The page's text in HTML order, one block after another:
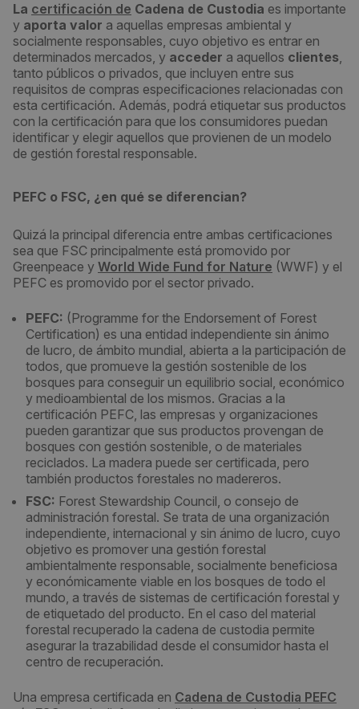
La certificación de Cadena de Custodia es importante
y aporta valor a aquellas empresas ambiental y
socialmente responsables, cuyo objetivo es entrar en
determinados mercados, y acceder a aquellos clientes,
tanto públicos o privados, que incluyen entre sus
requisitos de compras especificaciones relacionadas con
esta certificación. Además, podrá etiquetar sus productos
con la certificación para que los consumidores puedan
identificar y elegir aquellos que provienen de un modelo
de gestión forestal responsable.
PEFC o FSC, ¿en qué se diferencian?
Quizá la principal diferencia entre ambas certificaciones
sea que FSC principalmente está promovido por
Greenpeace y World Wide Fund for Nature (WWF) y el
PEFC es promovido por el sector privado.
PEFC: (Programme for the Endorsement of Forest
Certification) es una entidad independiente sin ánimo
de lucro, de ámbito mundial, abierta a la participación de
todos, que promueve la gestión sostenible de los
bosques para conseguir un equilibrio social, económico
y medioambiental de los mismos. Gracias a la
certificación PEFC, las empresas y organizaciones
pueden garantizar que sus productos provengan de
bosques con gestión sostenible, o de materiales
reciclados. La madera puede ser certificada, pero
también productos forestales no madereros.
FSC: Forest Stewardship Council, o consejo de
administración forestal. Se trata de una organización
independiente, internacional y sin ánimo de lucro, cuyo
objetivo es promover una gestión forestal
ambientalmente responsable, socialmente beneficiosa
y económicamente viable en los bosques de todo el
mundo, a través de sistemas de certificación forestal y
de etiquetado del producto. En el caso del material
forestal recuperado la cadena de custodia permite
asegurar la trazabilidad desde el consumidor hasta el
centro de recuperación. ​​
Una empresa certificada en Cadena de Custodia PEFC